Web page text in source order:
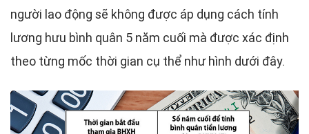
người lao động sẽ không được áp dụng cách tính
lương hưu bình quân 5 năm cuối mà được xác định
theo từng mốc thời gian cụ thể như hình dưới đây.